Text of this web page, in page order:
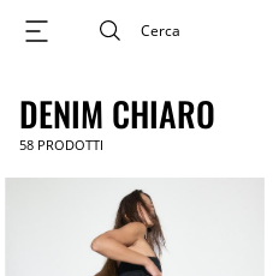
DENIM CHIARO
58 PRODOTTI